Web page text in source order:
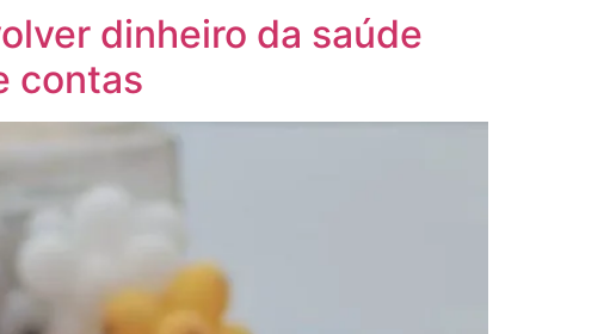
dinheiro da saúde
contas